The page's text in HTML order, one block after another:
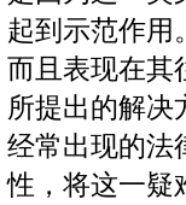
起到示范作用
而且表现在其
所提出的解决
经常出现的法
性，将这一疑